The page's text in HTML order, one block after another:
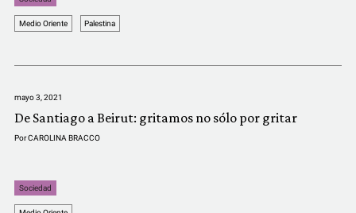
Medio Oriente Palestina
mayo 3, 2021
De Santiago a Beirut: gritamos no sólo por gritar
PorCAROLINA BRACCO
Sociedad